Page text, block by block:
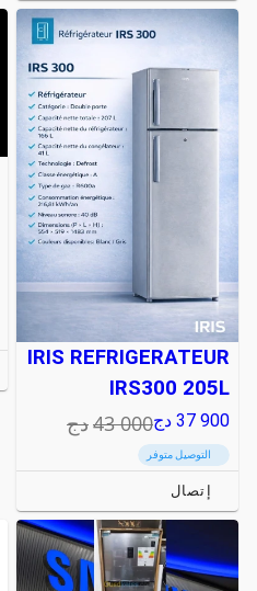
IRIS REFRIGERATEUR
IRS300 205L
37 900 دج43 000دج
التوصيل متوفر
إتصال